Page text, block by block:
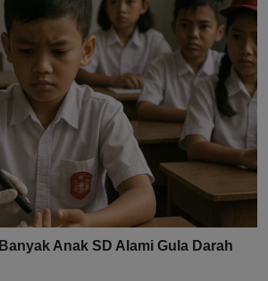
Anak SD Alami Gula Darah